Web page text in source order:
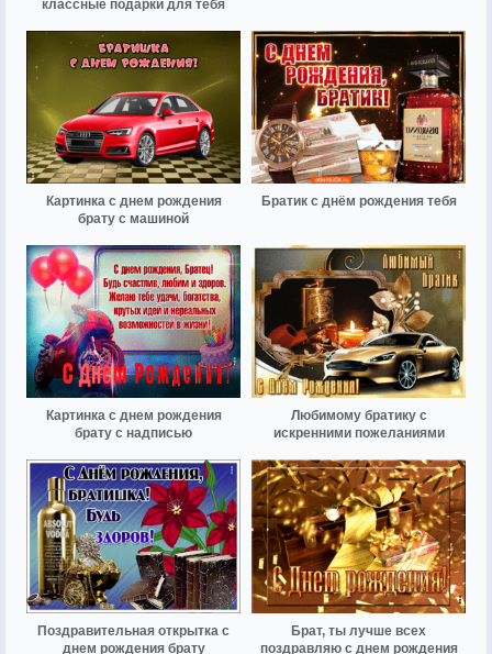
классные подарки для тебя
Картинка с днем рождения
брату с машиной
Братик с днём рождения тебя
Картинка с днем рождения
брату с надписью
Любимому братику с
искренними пожеланиями
Поздравительная открытка с
днем рождения брату
Брат, ты лучше всех
поздравляю с днем рождения